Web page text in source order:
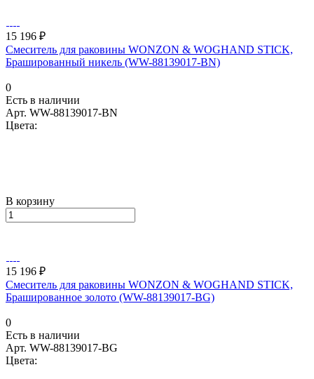
15 196 ₽
Смеситель для раковины WONZON & WOGHAND STICK,
Брашированный никель (WW-88139017-BN)
0
Есть в наличии
Арт. WW-88139017-BN
Цвета:
В корзину
15 196 ₽
Смеситель для раковины WONZON & WOGHAND STICK,
Брашированное золото (WW-88139017-BG)
0
Есть в наличии
Арт. WW-88139017-BG
Цвета: